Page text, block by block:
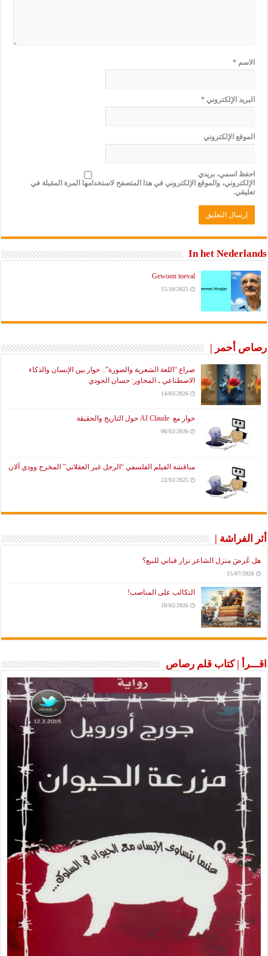
الاسم*
البريد الإلكتروني*
الموقع الإلكتروني
احفظ اسمي، بريدي
الإلكتروني، والموقع الإلكتروني في هذا المتصفح لاستخدامها المرة المقبلة في
تعليقي.
In het Nederlands
Gewoon toeval
15/10/2025
رصاص أحمر |
صراع “اللغة الشعرية والصورة”.. حوار بين الإنسان والذكاء
الاصطناعي ـ المحاور: حسان الجودي
14/03/2026
حوار مع AI Claude حول التاريخ والحقيقة
06/02/2026
مناقشة الفيلم الفلسفي “الرجل غير العقلاني” المخرج وودي آلان
22/02/2025
أثر الفراشة |
هل عُرضَ منزل الشاعر نزار قباني للبيع؟
15/07/2026
التكالب على المناصب!
18/02/2026
اقـــرأ | كتاب قلم رصاص